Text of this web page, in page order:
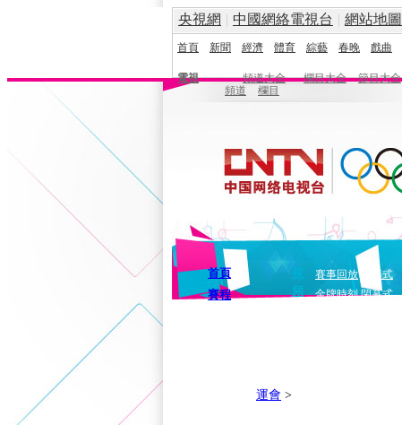
央視網 | 中國網絡電視台 | 網站地圖
首頁 新聞 經濟 體育 綜藝 春晚 戲曲
電視 頻道大全 欄目大全 節目大全
頻道
欄目
首頁
賽程
頻
賽事回放
開幕式
金牌時刻 閉幕式
運會 >